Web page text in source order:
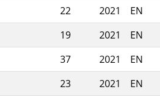
22 2021
EN
19 2021
EN
37 2021
EN
23 2021 EN